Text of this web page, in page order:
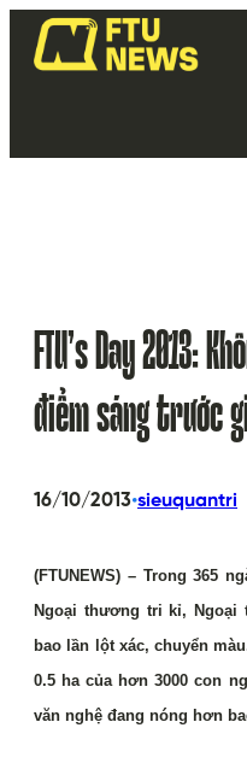
FTU’s Day 2013:
điểm sáng trước
16/10/2013•sieuquantri
(FTUNEWS) – Trong 365
Ngoại thương tri kỉ, Ngoại
bao lần lột xác, chuyển
0.5 ha của hơn 3000con
văn nghệ đang nóng hơn